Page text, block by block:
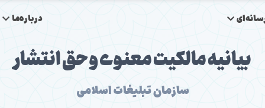
درباره‌ما
بیانیه مالکیت معنوی و حق انتشار
سازمان تبلیغات اسلامی